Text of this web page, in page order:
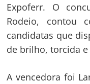
Expoferr. O
Rodeio, contou
candidatas que
de brilho, torcida
A vencedora foi